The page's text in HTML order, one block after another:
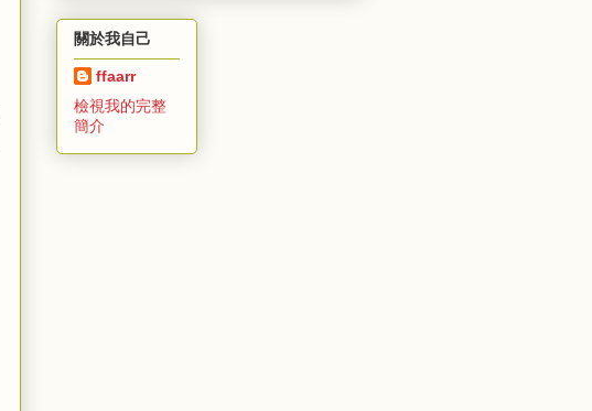
關於我自己
ffaarr
檢視我的完整
簡介